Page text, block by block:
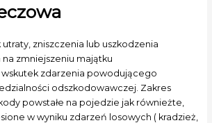
zniszczenia lub uszkodzenia
zmniejszeniu majątku
zdarzenia powodującego
odszkodowawczej. Zakres
powstałe na pojedzie jak równieżte,
w wyniku zdarzeń losowych ( kradzież,